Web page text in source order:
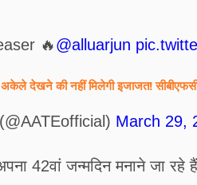
🔥@alluarjun
अकेले देखने की नहीं मिलेगी इजाजत!
March 29,
42वां जन्मदिन मनाने जा रहे